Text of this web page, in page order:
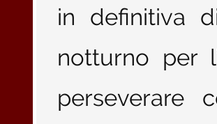
in definitiva
notturno per
perseverare